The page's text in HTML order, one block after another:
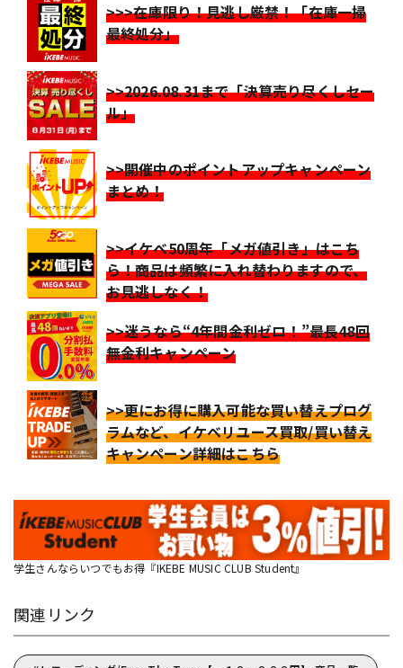
>>>在庫限り！見逃し厳禁！「在庫一掃
最終処分」
>>2026.08.31まで「決算売り尽くしセー
ル」
>>開催中のポイントアップキャンペーン
まとめ！
>>イケベ50周年「メガ値引き」はこち
ら！商品は頻繁に入れ替わりますので、
お見逃しなく！
>>迷うなら“4年間金利ゼロ！”最長48回
無金利キャンペーン
>>更にお得に購入可能な買い替えプログ
ラムなど、イケベリユース買取/買い替え
キャンペーン詳細はこちら
学生さんならいつでもお得『IKEBE MUSIC CLUB Student』
関連リンク